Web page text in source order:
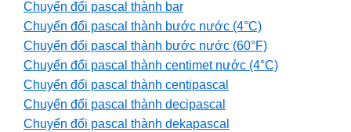
Chuyển đổi pascal thành bar
Chuyển đổi pascal thành bước nước (4°C)
Chuyển đổi pascal thành bước nước (60°F)
Chuyển đổi pascal thành centimet nước (4°C)
Chuyển đổi pascal thành centipascal
Chuyển đổi pascal thành decipascal
Chuyển đổi pascal thành dekapascal